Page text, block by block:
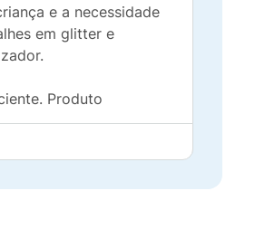
e a necessidade
em glitter e
Produto